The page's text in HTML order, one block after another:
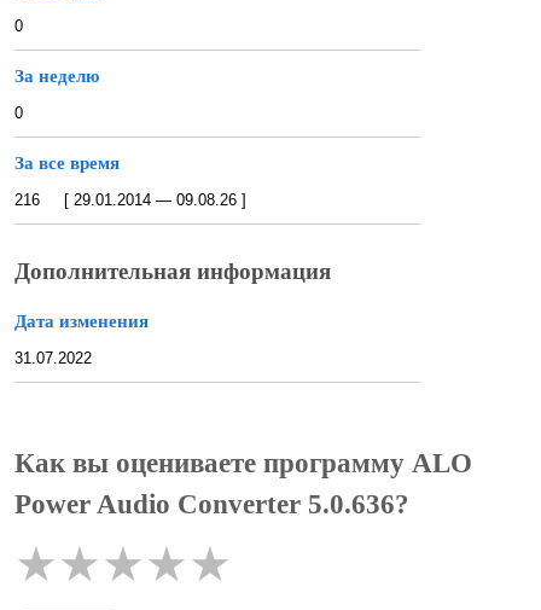
0
За неделю
0
За все время
216 [ 29.01.2014 — 09.08.26 ]
Дополнительная информация
Дата изменения
31.07.2022
Как вы оцениваете программу ALO
Power Audio Converter 5.0.636?
★★★★★